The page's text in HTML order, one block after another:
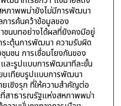
หภาพพม่ายังไม่มีการพัฒนา
ารค้นคว้าข้อมูลของ
นบทอย่างได้ผลที่ยังคงมีอยู่
ะตุ้นการพัฒนา ความรับผิด
มชน การเชื่อมโยงกันของ
ละรูปแบบการพัฒนาทีละขั้น
บเทียบรูปแบบการพัฒนา
เชิงรุก ที่ให้ความสำคัญต่อ
สาธารณรัฐแห่งสหภาพพม่า